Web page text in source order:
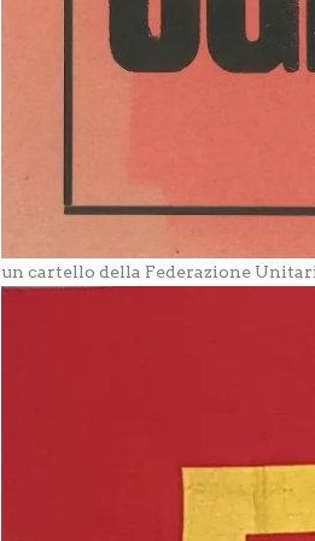
un cartello della Federazione